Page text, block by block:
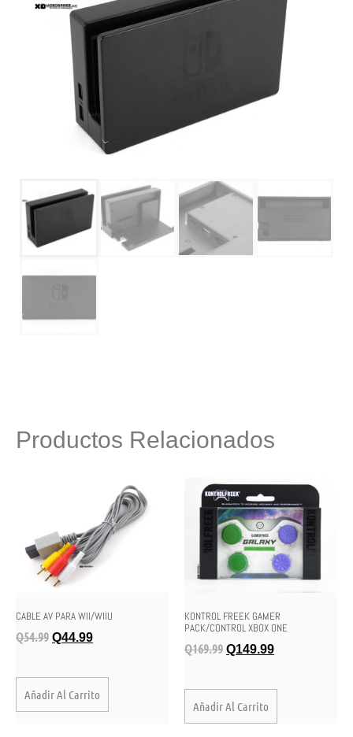
Productos Relacionados
CABLE AV PARA WII/WIIU
Q54.99 Q44.99
Añadir Al Carrito
KONTROL FREEK GAMER
PACK/CONTROL XBOX ONE
Q169.99 Q149.99
Añadir Al Carrito